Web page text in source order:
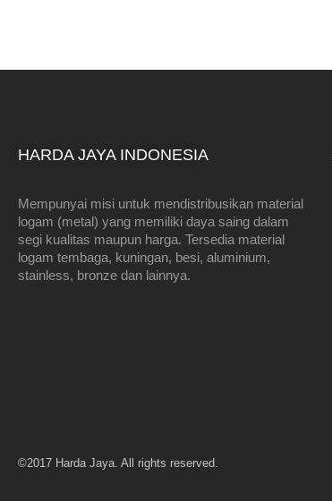
HARDA JAYA INDONESIA
Mempunyai misi untuk mendistribusikan material
logam (metal) yang memiliki daya saing dalam
segi kualitas maupun harga. Tersedia material
logam tembaga, kuningan, besi, aluminium,
stainless, bronze dan lainnya.
©2017 Harda Jaya. All rights reserved.